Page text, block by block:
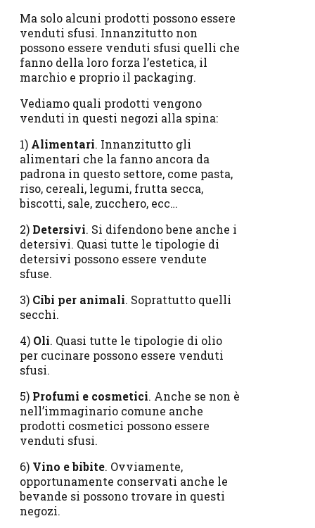
Ma solo alcuni prodotti possono essere
venduti sfusi. Innanzitutto non
possono essere venduti sfusi quelli che
fanno della loro forza l’estetica, il
marchio e proprio il packaging.
Vediamo quali prodotti vengono
venduti in questi negozi alla spina:
1) Alimentari. Innanzitutto gli
alimentari che la fanno ancora da
padrona in questo settore, come pasta,
riso, cereali, legumi, frutta secca,
biscotti, sale, zucchero, ecc…
2) Detersivi. Si difendono bene anche i
detersivi. Quasi tutte le tipologie di
detersivi possono essere vendute
sfuse.
3) Cibi per animali. Soprattutto quelli
secchi.
4) Oli. Quasi tutte le tipologie di olio
per cucinare possono essere venduti
sfusi.
5) Profumi e cosmetici. Anche se non è
nell’immaginario comune anche
prodotti cosmetici possono essere
venduti sfusi.
6) Vino e bibite. Ovviamente,
opportunamente conservati anche le
bevande si possono trovare in questi
negozi.